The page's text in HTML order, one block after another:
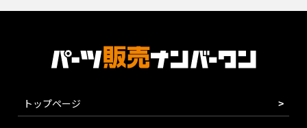
トップページ